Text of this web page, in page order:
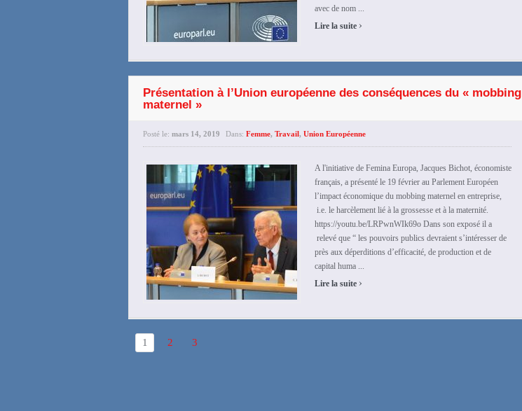
avec de nom ...
Lire la suite ›
Présentation à l’Union européenne des conséquences du « mobbing
maternel »
Posté le: mars 14, 2019 Dans: Femme, Travail, Union Européenne
A l'initiative de Femina Europa, Jacques Bichot, économiste
français, a présenté le 19 février au Parlement Européen
l’impact économique du mobbing maternel en entreprise,
i.e. le harcèlement lié à la grossesse et à la maternité.
https://youtu.be/LRPwnWIk69o Dans son exposé il a
relevé que “ les pouvoirs publics devraient s’intéresser de
près aux déperditions d’efficacité, de production et de
capital huma ...
Lire la suite ›
1 2 3